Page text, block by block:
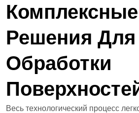
Комплексные
Решения Для
Обработки
Весь технологический процесс